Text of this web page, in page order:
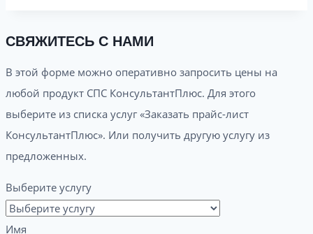
СВЯЖИТЕСЬ С НАМИ
В этой форме можно оперативно запросить цены на
любой продукт СПС КонсультантПлюс. Для этого
выберите из списка услуг «Заказать прайс-лист
КонсультантПлюс». Или получить другую услугу из
предложенных.
Выберите услугу
Имя